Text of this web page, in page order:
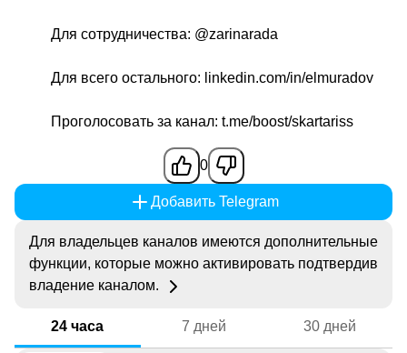
Для сотрудничества: @zarinarada
Для всего остального: linkedin.com/in/elmuradov
Проголосовать за канал: t.me/boost/skartariss
0
Добавить Telegram
Для владельцев каналов имеются дополнительные
функции, которые можно активировать подтвердив
владение каналом.
24 часа 7 дней 30 дней